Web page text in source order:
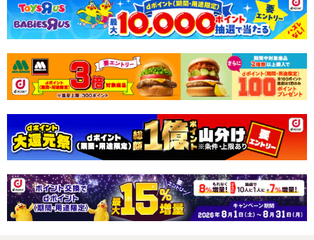
【お支払いについて】
※送料はお試し費用に含まれております。
※d払い、PayPay、au PAY、au PAY（auかんたん決済）、ソフトバ
ンクまとめて支払い、楽天ペイ、メルペイ、AEON Pay、Amazon
Payでお支払いの場合、決済のため外部サイトへ遷移します。
※予約商品は決済手段ごとに定められた決済期限日にお支払いを完
了することがございます。ご了承いただいたうえでお申し込みくだ
さい。
※配送形態がメール便の商品については、商品の発送完了後、配送
伝票番号がマイページに表示されない場合もございます。